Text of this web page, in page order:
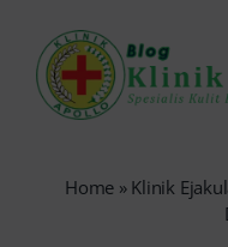
content
Home » Klinik